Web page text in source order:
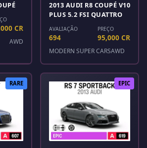
CR
AWD
2013 AUDI R8 COUPÉ V10
PLUS 5.2 FSI QUATTRO
AVALIAÇÃO
694
PREÇO
95,000 CR
MODERN SUPER CARSAWD
RARE EPIC